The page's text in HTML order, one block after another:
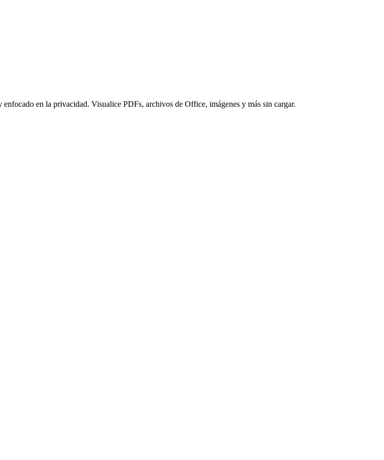
en la privacidad. Visualice PDFs, archivos de Office, imágenes y más sin cargar.